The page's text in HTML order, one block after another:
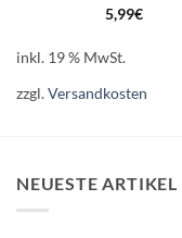
5,99€
inkl. 19 % MwSt.
zzgl.Versandkosten
NEUESTE ARTIKEL